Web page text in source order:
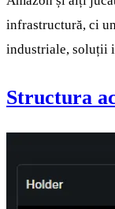
infrastructură, ci
industriale, soluții
Structura